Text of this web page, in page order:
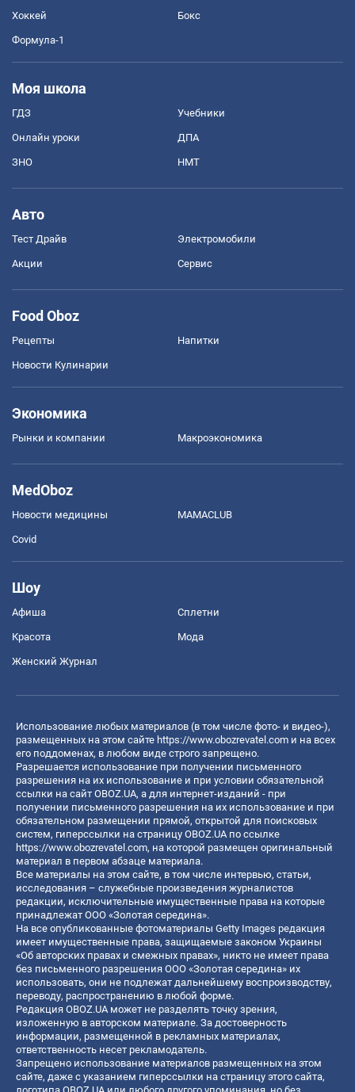
Хоккей Бокс
Формула-1
Моя школа
ГДЗ Учебники
Онлайн уроки ДПА
ЗНО НМТ
Авто
Тест Драйв Электромобили
Акции Сервис
Food Oboz
Рецепты Напитки
Новости Кулинарии
Экономика
Рынки и компании Mакроэкономика
MedOboz
Новости медицины MAMACLUB
Covid
Шоу
Афиша Сплетни
Красота Мода
Женский Журнал
Использование любых материалов (в том числе фото- и видео-),
размещенных на этом сайте https://www.obozrevatel.com и на всех
его поддоменах, в любом виде строго запрещено.
Разрешается использование при получении письменного
разрешения на их использование и при условии обязательной
ссылки на сайт OBOZ.UA, а для интернет-изданий - при
получении письменного разрешения на их использование и при
обязательном размещении прямой, открытой для поисковых
систем, гиперссылки на страницу OBOZ.UA по ссылке
https://www.obozrevatel.com, на которой размещен оригинальный
материал в первом абзаце материала.
Все материалы на этом сайте, в том числе интервью, статьи,
исследования – служебные произведения журналистов
редакции, исключительные имущественные права на которые
принадлежат ООО «Золотая середина».
На все опубликованные фотоматериалы Getty Images редакция
имеет имущественные права, защищаемые законом Украины
«Об авторских правах и смежных правах», никто не имеет права
без письменного разрешения ООО «Золотая середина» их
использовать, они не подлежат дальнейшему воспроизводству,
переводу, распространению в любой форме.
Редакция OBOZ.UA может не разделять точку зрения,
изложенную в авторском материале. За достоверность
информации, размещенной в рекламных материалах,
ответственность несет рекламодатель.
Запрещено использование материалов размещенных на этом
сайте, даже с указанием гиперссылки на страницу этого сайта,